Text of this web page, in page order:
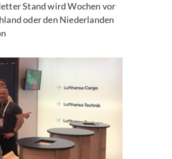
Stand wird Wochen vor
oder den Niederlanden